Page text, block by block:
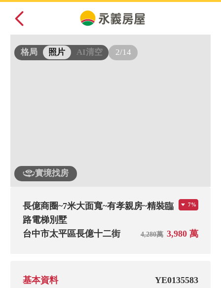
格局 照片 AI清空 2/14
實境找房
長億商圈~7米大面寬~有孝親房~精裝臨
路電梯別墅
7%
台中市太平區長億十二街 4,280萬 3,980 萬
基本資料 YE0135583